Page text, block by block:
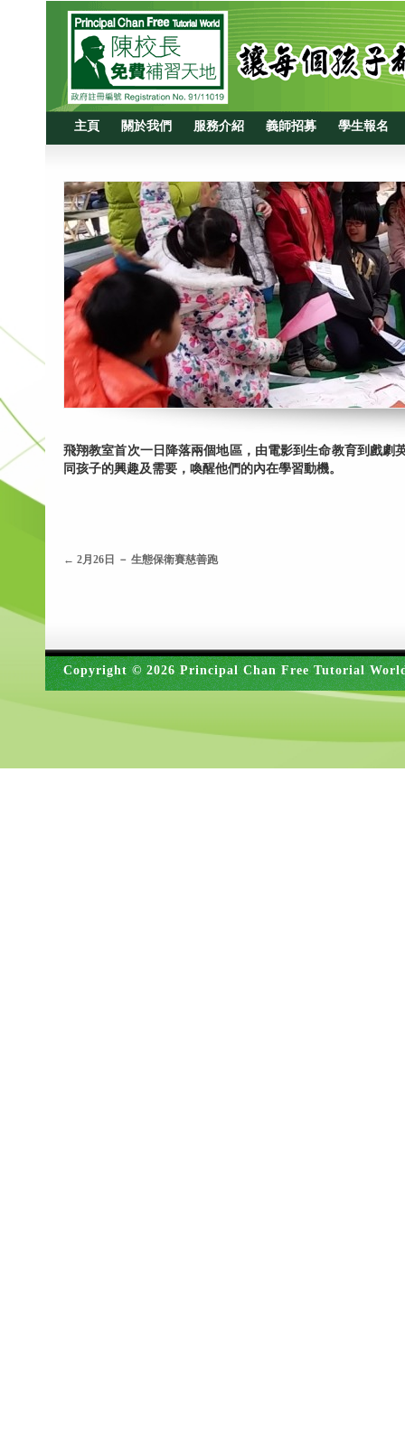
主頁 關於我們 服務介紹 義師招募 學生報名
飛翔教室首次一日降落兩個地區，由電影到生命教育到戲
同孩子的興趣及需要，喚醒他們的內在學習動機。
← 2月26日 － 生態保衛賽慈善跑
Copyright © 2026 Principal Chan Free Tutorial